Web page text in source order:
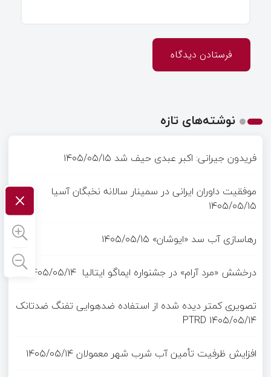
نوشته‌های تازه
فریدون جیرانی: اکبر عبدی حیف شد ۱۴۰۵/۰۵/۱۵
موفقیت داوران ایرانی در سمینار سالانه نخبگان آسیا
۱۴۰۵/۰۵/۱۵
رهاسازی آب سد «ایوشان» ۱۴۰۵/۰۵/۱۵
درخشش «مرد آرام» در جشنواره ایماگو ایتالیا ۱۴۰۵/۰۵/۱۴
تصویری کمتر دیده شده از استفاده ضدهوایی تفنگ ضدتانک
PTRD ۱۴۰۵/۰۵/۱۴
افزایش ظرفیت تأمین آب شرب شهر معمولان۱۴۰۵/۰۵/۱۴
×